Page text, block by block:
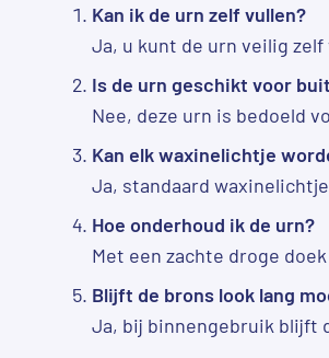
Kan ik de urn zelf vullen?
Ja, u kunt de urn veilig zelf
Is de urn geschikt voor
Nee, deze urn is bedoeld
Kan elk waxinelichtje
Ja, standaard
Hoe onderhoud ik de urn?
Met een zachte droge
Blijft de brons look lang
Ja, bij binnengebruik blijft